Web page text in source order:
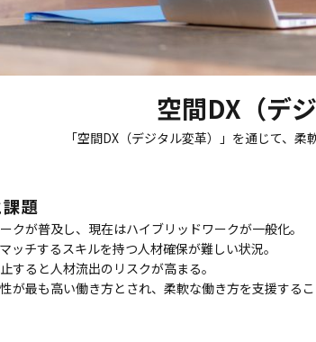
空間DX（デ
「空間DX（デジタル変革）」を通じて、
題
クが普及し、現在はハイブリッドワークが一般化。
ッチするスキルを持つ人材確保が難しい状況。
すると人材流出のリスクが高まる。
が最も高い働き方とされ、柔軟な働き方を支援するこ